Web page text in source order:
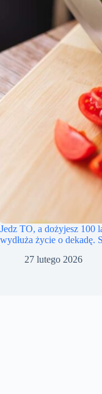
Jedz TO, a dożyjesz 100
wydłuża życie o dekadę.
27 lutego 2026